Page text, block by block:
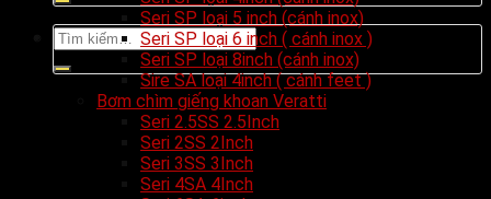
Tìm
Seri SP loại 5 inch (cánh inox)
Seri SP loại 6 inch ( cánh inox )
Seri SP loại 8inch (cánh inox)
Sire SA loại 4inch ( cánh feet )
Bơm chìm giếng khoan Veratti
Seri 2.5SS 2.5Inch
Seri 2SS 2Inch
Seri 3SS 3Inch
Seri 4SA 4Inch